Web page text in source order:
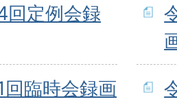
回定例会録
臨時会録画